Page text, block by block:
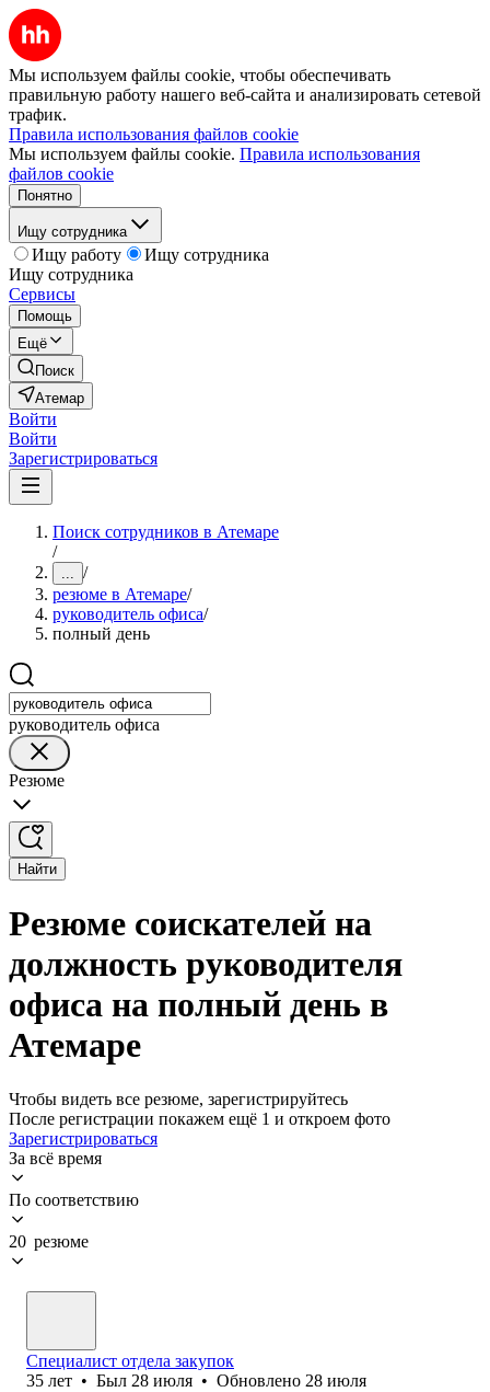
Мы используем файлы cookie, чтобы обеспечивать
правильную работу нашего веб-сайта и анализировать сетевой
трафик.
Правила использования файлов cookie
Мы используем файлы cookie. Правила использования
файлов cookie
Понятно
Ищу сотрудника
Ищу работу
Ищу сотрудника
Ищу сотрудника
Сервисы
Помощь
Ещё
Поиск
Атемар
Войти
Войти
Зарегистрироваться
Поиск сотрудников в Атемаре
/
... /
резюме в Атемаре/
руководитель офиса/
полный день
руководитель офиса
Резюме
Найти
Резюме соискателей на
должность руководителя
офиса на полный день в
Атемаре
Чтобы видеть все резюме, зарегистрируйтесь
После регистрации покажем ещё 1 и откроем фото
Зарегистрироваться
За всё время
По соответствию
20 резюме
Специалист отдела закупок
35 лет • Был 28 июля • Обновлено 28 июля